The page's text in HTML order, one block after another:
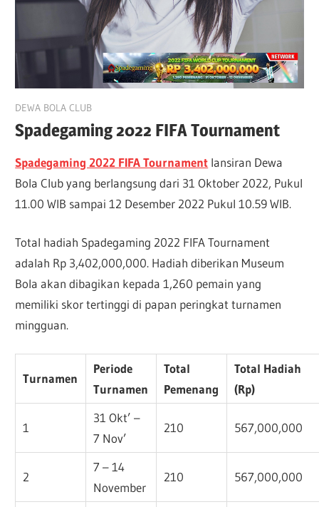
November 4, 2022
DEWA BOLA CLUB
Spadegaming 2022 FIFA Tournament
Spadegaming 2022 FIFA Tournament lansiran Dewa
Bola Club yang berlangsung dari 31 Oktober 2022, Pukul
11.00 WIB sampai 12 Desember 2022 Pukul 10.59 WIB.
Total hadiah Spadegaming 2022 FIFA Tournament
adalah Rp 3,402,000,000. Hadiah diberikan Museum
Bola akan dibagikan kepada 1,260 pemain yang
memiliki skor tertinggi di papan peringkat turnamen
mingguan.
Turnamen
Periode
Turnamen
Total
Pemenang
Total Hadiah
(Rp)
1
31 Okt’ –
7 Nov’
210 567,000,000
2
7 – 14
November
210 567,000,000